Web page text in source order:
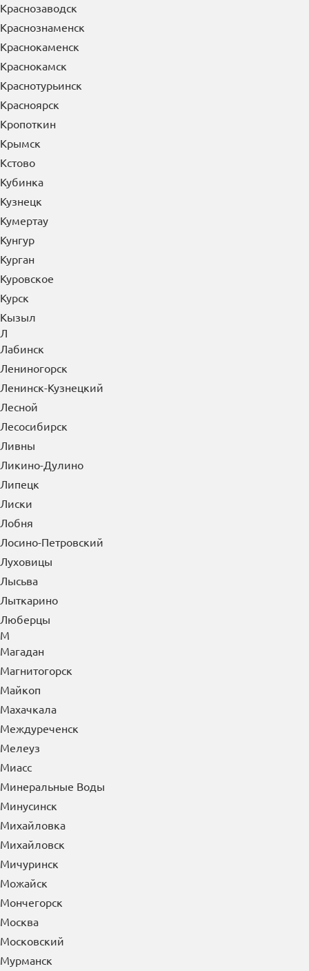
Краснозаводск
Краснознаменск
Краснокаменск
Краснокамск
Краснотурьинск
Красноярск
Кропоткин
Крымск
Кстово
Кубинка
Кузнецк
Кумертау
Кунгур
Курган
Куровское
Курск
Кызыл
Л
Лабинск
Лениногорск
Ленинск-Кузнецкий
Лесной
Лесосибирск
Ливны
Ликино-Дулино
Липецк
Лиски
Лобня
Лосино-Петровский
Луховицы
Лысьва
Лыткарино
Люберцы
М
Магадан
Магнитогорск
Майкоп
Махачкала
Междуреченск
Мелеуз
Миасс
Минеральные Воды
Минусинск
Михайловка
Михайловск
Мичуринск
Можайск
Мончегорск
Москва
Московский
Мурманск